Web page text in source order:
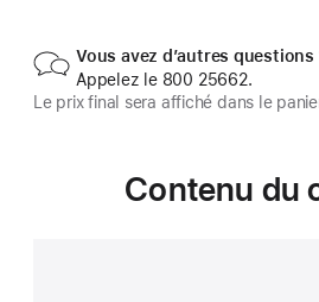
Vous avez d’autres questions
Appelez le 800 25662.
Le prix final sera affiché dans le
Contenu du